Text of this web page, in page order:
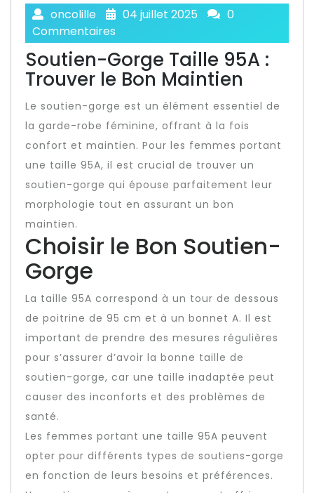
oncolille 04 juillet 2025
0
Commentaires
Soutien-Gorge Taille 95A :
Trouver le Bon Maintien
Le soutien-gorge est un élément essentiel de
la garde-robe féminine, offrant à la fois
confort et maintien. Pour les femmes portant
une taille 95A, il est crucial de trouver un
soutien-gorge qui épouse parfaitement leur
morphologie tout en assurant un bon
maintien.
Choisir le Bon Soutien-
Gorge
La taille 95A correspond à un tour de dessous
de poitrine de 95 cm et à un bonnet A. Il est
important de prendre des mesures régulières
pour s’assurer d’avoir la bonne taille de
soutien-gorge, car une taille inadaptée peut
causer des inconforts et des problèmes de
santé.
Les femmes portant une taille 95A peuvent
opter pour différents types de soutiens-gorge
en fonction de leurs besoins et préférences.